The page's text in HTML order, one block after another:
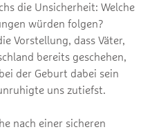
die Unsicherheit: Welche
würden folgen?
Vorstellung, dass Väter,
bereits geschehen,
der Geburt dabei sein
uns zutiefst.
nach einer sicheren